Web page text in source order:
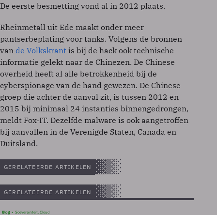
De eerste besmetting vond al in 2012 plaats.
Rheinmetall uit Ede maakt onder meer
pantserbeplating voor tanks. Volgens de bronnen
van de Volkskrant is bij de hack ook technische
informatie gelekt naar de Chinezen. De Chinese
overheid heeft al alle betrokkenheid bij de
cyberspionage van de hand gewezen. De Chinese
groep die achter de aanval zit, is tussen 2012 en
2015 bij minimaal 24 instanties binnengedrongen,
meldt Fox-IT. Dezelfde malware is ook aangetroffen
bij aanvallen in de Verenigde Staten, Canada en
Duitsland.
GERELATEERDE ARTIKELEN
GERELATEERDE ARTIKELEN
Blog Soevereinteit, Cloud